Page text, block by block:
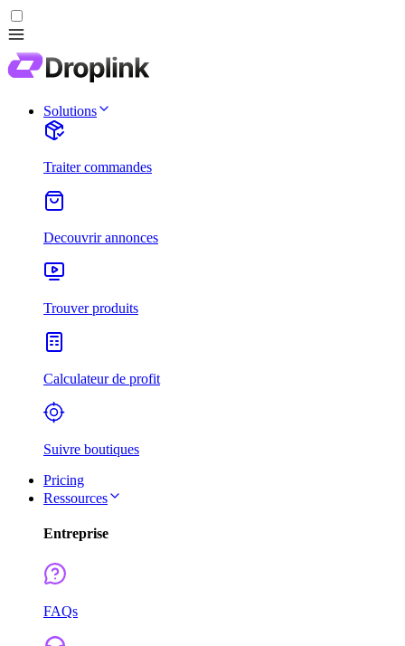
Solutions
Traiter commandes
Decouvrir annonces
Trouver produits
Calculateur de profit
Suivre boutiques
Pricing
Ressources
Entreprise
FAQs